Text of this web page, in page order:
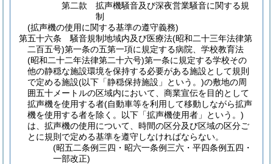
第二款
拡声機騒音及び深夜営業騒音に関する規
制
(拡声機の使用に関する基準の遵守義務)
第五十六条
騒音規制地域内及び医療法(昭和二十三年法律第
二百五号)第一条の五第一項に規定する病院、学校教育法
(昭和二十二年法律第二十六号)第一条に規定する学校その
他の静穏な施設環境を保持する必要がある施設として規則
で定める施設(以下「静穏保持施設」という。)の敷地の周
囲五十メートルの区域内において、商業宣伝を目的として
拡声機を使用する者(自動車等を利用して移動しながら拡声
機を使用する者を除く。以下「拡声機使用者」という。)
は、拡声機の使用について、時間の区分及び区域の区分ご
とに規則で定める基準を遵守しなければならない。
(昭五二条例三四・昭六一条例三六・平四条例五四・
一部改正)